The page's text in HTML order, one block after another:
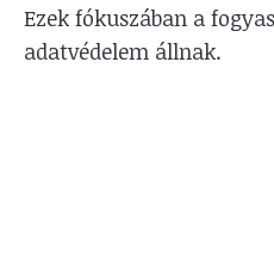
Ezek fókuszában a
adatvédelem állnak.